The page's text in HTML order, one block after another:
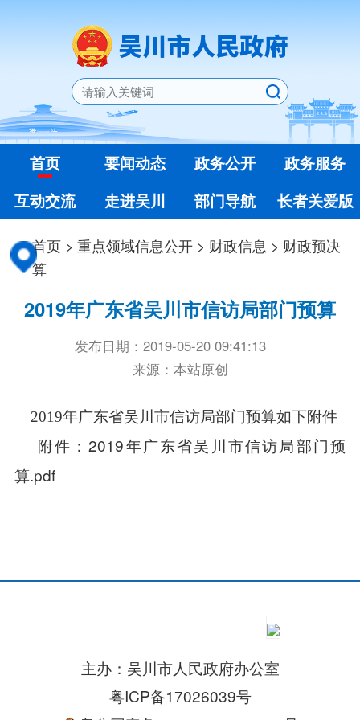
首页 要闻动态 政务公开
政务服务
互动交流
走进吴川 部门导航 长者关爱版
首页 >重点领域信息公开 > 财政信息 > 财政预决
算
2019年广东省吴川市信访局部门预算
发布日期：2019-05-20 09:41:13
来源：本站原创
2019年广东省吴川市信访局部门预算如下附件
附件：2019年广东省吴川市信访局部门预
算.pdf
主办：吴川市人民政府办公室
粤ICP备17026039号